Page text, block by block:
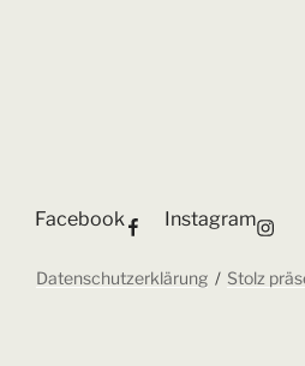
Facebook Instagram
Datenschutzerklärung Stolz